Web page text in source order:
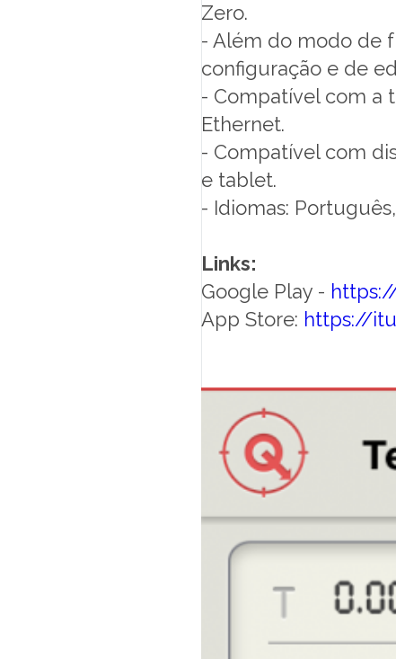
Zero.
- Além do modo de
configuração e de
- Compatível com a
Ethernet.
- Compatível com
e tablet.
- Idiomas:
Links:
Google Play -
App Store: https://